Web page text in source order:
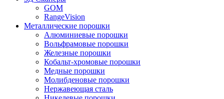
GOM
RangeVision
Металлические порошки
Алюминиевые порошки
Вольфрамовые порошки
Железные порошки
Кобальт-хромовые порошки
Медные порошки
Молибденовые порошки
Нержавеющая сталь